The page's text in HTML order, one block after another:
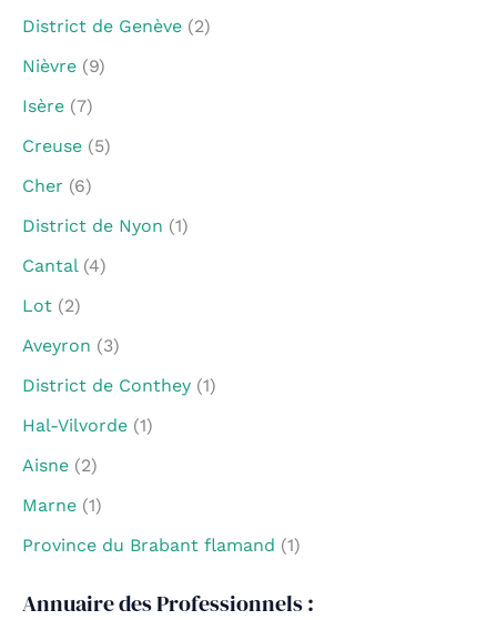
District de Genève (2)
Nièvre (9)
Isère (7)
Creuse (5)
Cher (6)
District de Nyon (1)
Cantal(4)
Lot (2)
Aveyron (3)
District de Conthey (1)
Hal-Vilvorde (1)
Aisne (2)
Marne (1)
Province du Brabant flamand (1)
Annuaire des Professionnels :